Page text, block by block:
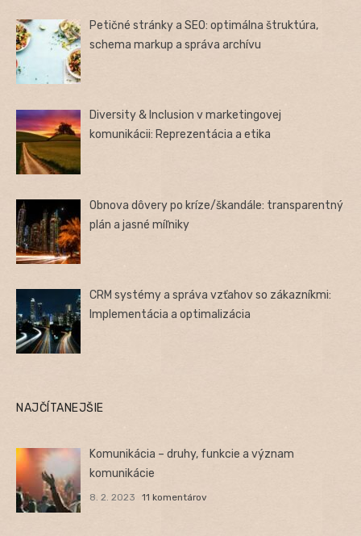
Petičné stránky a SEO: optimálna štruktúra,
schema markup a správa archívu
Diversity & Inclusion v marketingovej
komunikácii: Reprezentácia a etika
Obnova dôvery po kríze/škandále: transparentný
plán a jasné míľniky
CRM systémy a správa vzťahov so zákazníkmi:
Implementácia a optimalizácia
NAJČÍTANEJŠIE
Komunikácia – druhy, funkcie a význam
komunikácie
8. 2. 2023 11 komentárov